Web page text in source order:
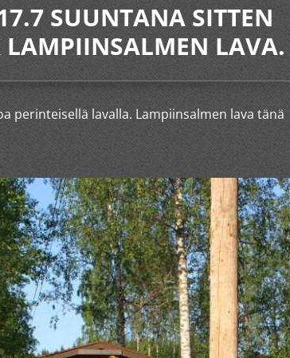
SUUNTANA SITTEN
LAVA.
perinteisellä lavalla. Lampiinsalmen lava tänä